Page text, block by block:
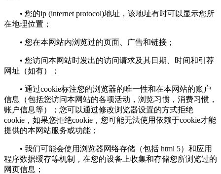
• 您的ip (internet protocol)地址，该地址有时可以显示您所
在地理位置；
• 您在本网站内浏览过的页面、广告和链接；
• 您访问本网站时发出的访问请求及其日期、时间和引荐
网址（如有）；
• 通过cookie标注您的浏览器的唯一性和在本网站的账户
信息（包括您访问本网站的各项活动，浏览习惯，消费习惯，
账户信息等）；您可以通过修改浏览器设置的方式拒绝
cookie，如果您拒绝cookie，您可能无法使用依赖于cookie才能
提供的本网站服务或功能；
• 我们可能会使用浏览器网络存储（包括 html 5）和应用
程序数据缓存等机制，在您的设备上收集和存储您所浏览过的
网页信息；